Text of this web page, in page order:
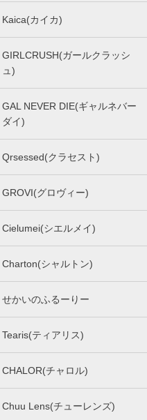
Kaica(カイカ)
GIRLCRUSH(ガールクラッシ
ュ)
GAL NEVER DIE(ギャルネバー
ダイ)
Qrsessed(クラセスト)
GROVI(グロヴィー)
Cielumei(シエルメイ)
Charton(シャルトン)
せかいのふるーりー
Tearis(ティアリス)
CHALOR(チャロル)
Chuu Lens(チューレンズ)